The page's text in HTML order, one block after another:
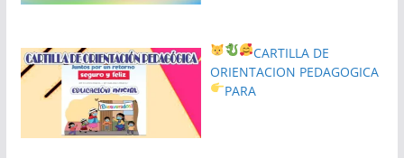
CARTILLA DE
ORIENTACION PEDAGOGICA
PARA